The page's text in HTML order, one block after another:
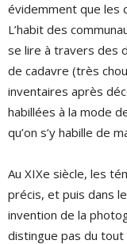
évidemment que les
L’habit des
se lire à travers des
de cadavre (très
inventaires après
habillées à la mode
qu’on s’y habille de
Au XIXe siècle, les
précis, et puis dans
invention de la
distingue pas du